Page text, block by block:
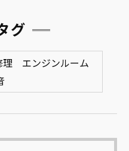
グ
エンジンルーム